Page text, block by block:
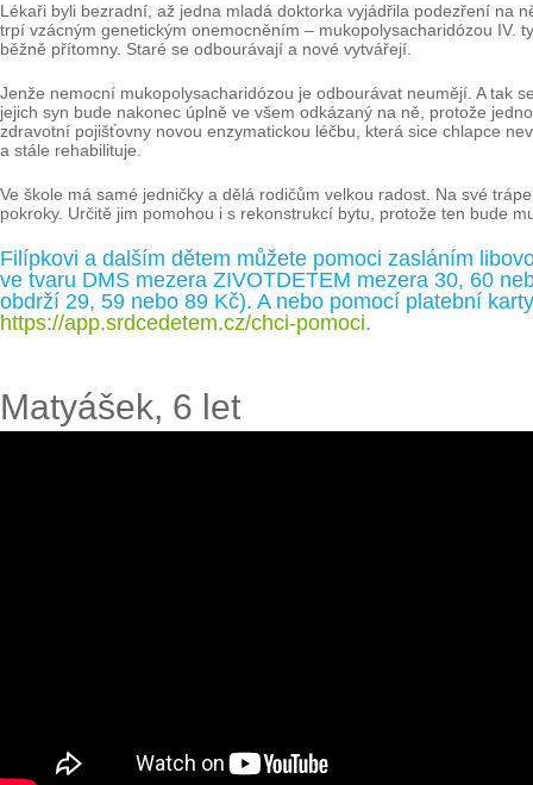
Lékaři byli bezradní, až jedna mladá doktorka vyjádřila podezření na
trpí vzácným genetickým onemocněním – mukopolysacharidózou IV.
běžně přítomny. Staré se odbourávají a nové vytvářejí.
Jenže nemocní mukopolysacharidózou je odbourávat neumějí. A tak
jejich syn bude nakonec úplně ve všem odkázaný na ně, protože
zdravotní pojišťovny novou enzymatickou léčbu, která sice chlapce
a stále rehabilituje.
Ve škole má samé jedničky a dělá rodičům velkou radost. Na své
pokroky. Určitě jim pomohou i s rekonstrukcí bytu, protože ten bude
Filípkovi a dalším dětem můžete pomoci zasláním
ve tvaru DMS mezera ZIVOTDETEM mezera 30, 60
obdrží 29, 59 nebo 89 Kč). A nebo pomocí platební
https://app.srdcedetem.cz/chci-pomoci.
Matyášek, 6 let